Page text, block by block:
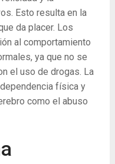
Esto resulta en la
da placer. Los
al comportamiento
ya que no se
el uso de drogas. La
física y
como el abuso